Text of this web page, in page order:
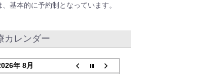
、基本的に予約制となっています。
カレンダー
年 8月